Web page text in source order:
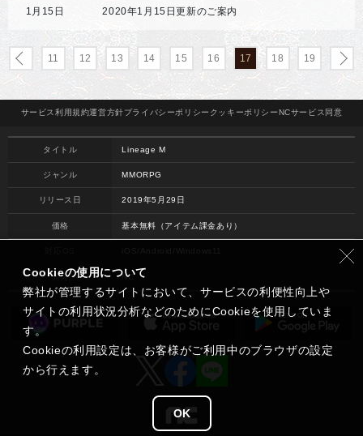
1月15日 2020年1月15日更新のご案内
11 12 13 14 15 16 17 18 19
サービス 利用規約運営方針プライバシーポリシー クッキーポリシーNCサービス 同意
タイトル Lineage M
ジャンル MMORPG
リリース日 2019年5月29日
価格 基本無料（アイテム課金あり）
開発 NC
Cookieの使用について
弊社が管理するサイトにおいて、サービスの利便性向上や
サイトの利用状況分析などのためにCookieを使用していま
す。
Cookieの利用設定は、お客様がご利用中のブラウザの設定
から行えます。
OK